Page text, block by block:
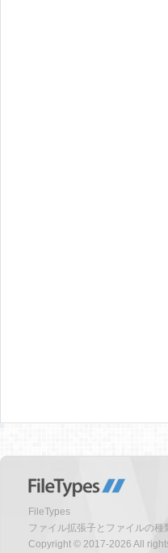
FileTypes
ファイル拡張子とファイルの種
Copyright © 2017-2026 All